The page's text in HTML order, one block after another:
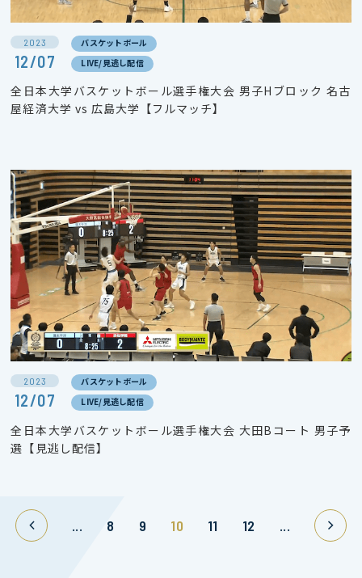
2023
12/07
バスケットボール
LIVE/見逃し配信
全日本大学バスケットボール選手権大会 男子Hブロック 名古
屋経済大学 vs 広島大学【フルマッチ】
2023
12/07
バスケットボール
LIVE/見逃し配信
全日本大学バスケットボール選手権大会 大田Bコート 男子予
選【見逃し配信】
... 8 9 10 11 12 ...